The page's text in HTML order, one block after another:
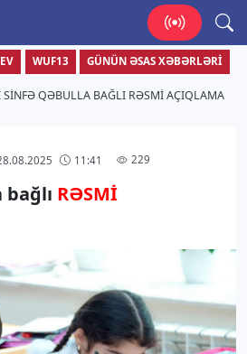
bizimlə yaşa!
WUF13 GÜNÜN ƏSAS XƏBƏRLƏRI
SINFƏ QƏBULLA BAĞLI RƏSMİ AÇIQLAMA
11:41 229
RƏSMİ